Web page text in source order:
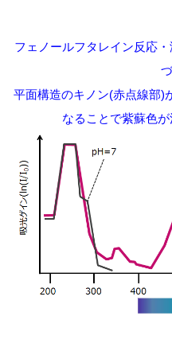
フェノールフタレイン反応
平面構造のキノン(赤点線部)
なることで紫蘇色